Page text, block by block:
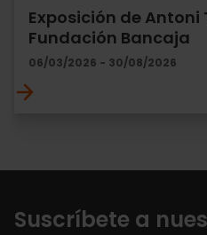
Exposición de Antoni
Fundación Bancaja
06/03/2026 - 30/08/2026
Suscríbete a